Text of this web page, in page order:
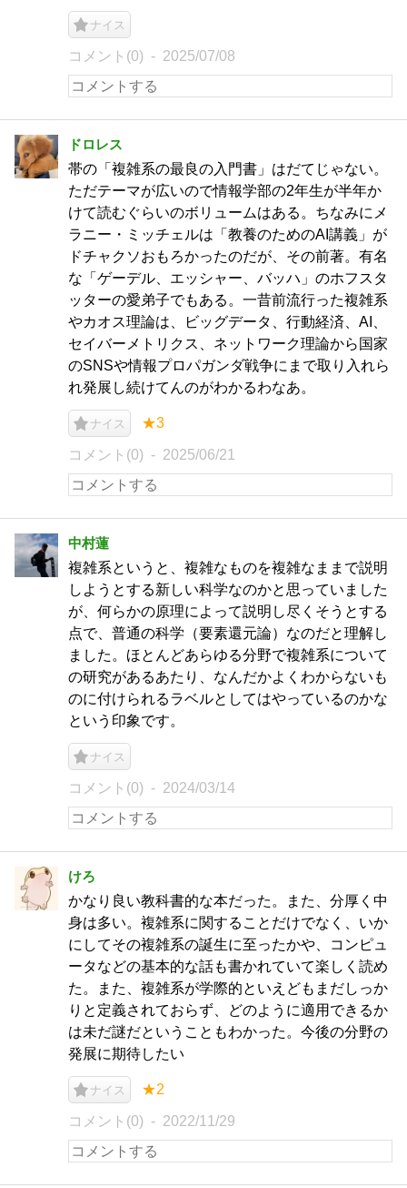
ナイス
コメント(0) 2025/07/08
ドロレス
帯の「複雑系の最良の入門書」はだてじゃない。
ただテーマが広いので情報学部の2年生が半年か
けて読むぐらいのボリュームはある。ちなみにメ
ラニー・ミッチェルは「教養のためのAI講義」が
ドチャクソおもろかったのだが、その前著。有名
な「ゲーデル、エッシャー、バッハ」のホフスタ
ッターの愛弟子でもある。一昔前流行った複雑系
やカオス理論は、ビッグデータ、行動経済、AI、
セイバーメトリクス、ネットワーク理論から国家
のSNSや情報プロパガンダ戦争にまで取り入れら
れ発展し続けてんのがわかるわなあ。
ナイス ★3
コメント(0) 2025/06/21
中村蓮
複雑系というと、複雑なものを複雑なままで説明
しようとする新しい科学なのかと思っていました
が、何らかの原理によって説明し尽くそうとする
点で、普通の科学（要素還元論）なのだと理解し
ました。ほとんどあらゆる分野で複雑系について
の研究があるあたり、なんだかよくわからないも
のに付けられるラベルとしてはやっているのかな
という印象です。
ナイス
コメント(0) 2024/03/14
けろ
かなり良い教科書的な本だった。また、分厚く中
身は多い。複雑系に関することだけでなく、いか
にしてその複雑系の誕生に至ったかや、コンピュ
ータなどの基本的な話も書かれていて楽しく読め
た。また、複雑系が学際的といえどもまだしっか
りと定義されておらず、どのように適用できるか
は未だ謎だということもわかった。今後の分野の
発展に期待したい
ナイス ★2
コメント(0) 2022/11/29